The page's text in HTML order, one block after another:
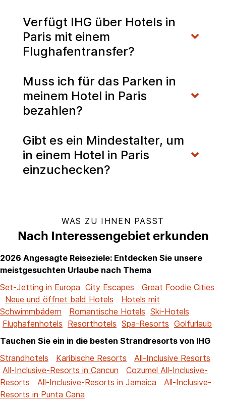
Verfügt IHG über Hotels in
Paris mit einem
Flughafentransfer?
Muss ich für das Parken in
meinem Hotel in Paris
bezahlen?
Gibt es ein Mindestalter, um
in einem Hotel in Paris
einzuchecken?
WAS ZU IHNEN PASST
Nach Interessengebiet erkunden
2026 Angesagte Reiseziele: Entdecken Sie unsere
meistgesuchten Urlaube nach Thema
Set-Jetting in Europa City Escapes
Great Foodie Cities
Neue und öffnet bald Hotels
Hotels mit
Schwimmbädern
Romantische Hotels Ski-Hotels
Flughafenhotels Resorthotels Spa-Resorts Golfurlaub
Tauchen Sie ein in die besten Strandresorts von IHG
Strandhotels
Karibische Resorts
All-Inclusive Resorts
All-Inclusive-Resorts in Cancun
Cozumel All-Inclusive-
Resorts
All-Inclusive-Resorts in Jamaica
All-Inclusive-
Resorts in Punta Cana